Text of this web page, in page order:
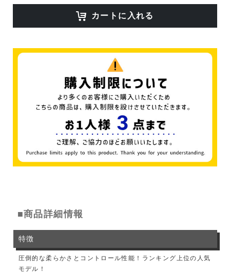
カートに入れる
■商品詳細情報
特徴
圧倒的な柔らかさとコントロール性能！ランキング上位の人気
モデル！